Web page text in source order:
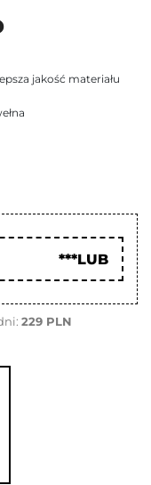
jakość materiału
***LUB
229 PLN